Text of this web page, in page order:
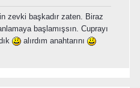
zevki başkadır zaten. Biraz
başlamışsın. Cuprayı
alırdım anahtarını